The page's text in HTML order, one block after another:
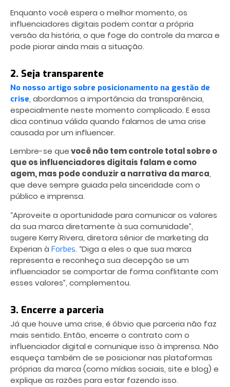
Enquanto você espera o melhor momento, os
influenciadores digitais podem contar a própria
versão da história, o que foge do controle da marca e
pode piorar ainda mais a situação.
2. Seja transparente
No nosso artigo sobre posicionamento na gestão de
crise, abordamos a importância da transparência,
especialmente neste momento complicado. E essa
dica continua válida quando falamos de uma crise
causada por um influencer.
Lembre-se quevocê não tem controle total sobre o
que os influenciadores digitais falam e como
agem, mas pode conduzir a narrativa da marca,
que deve sempre guiada pela sinceridade com o
público e imprensa.
“Aproveite a oportunidade para comunicar os valores
da sua marca diretamente à sua comunidade”,
sugere Kerry Rivera, diretora sênior de marketing da
Experian à Forbes. “Diga a eles o que sua marca
representa e reconheça sua decepção se um
influenciador se comportar de forma conflitante com
esses valores”, complementou.
3. Encerre a parceria
Já que houve uma crise, é óbvio que parceria não faz
mais sentido. Então, encerre o contrato com o
influenciador digitale comunique isso à imprensa. Não
esqueça também de se posicionar nas plataformas
próprias da marca (como mídias sociais, site e blog) e
explique as razões para estar fazendo isso.